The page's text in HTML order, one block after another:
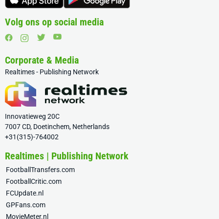
Volg ons op social media
Corporate & Media
Realtimes - Publishing Network
Innovatieweg 20C
7007 CD, Doetinchem, Netherlands
+31(315)-764002
Realtimes | Publishing Network
FootballTransfers.com
FootballCritic.com
FCUpdate.nl
GPFans.com
MovieMeter.nl